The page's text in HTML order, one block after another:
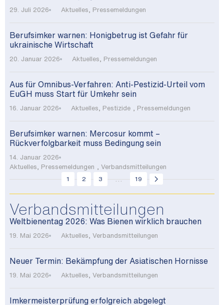
29. Juli 2026 Aktuelles Pressemeldungen
Berufsimker warnen: Honigbetrug ist Gefahr für
ukrainische Wirtschaft
20. Januar 2026 Aktuelles Pressemeldungen
Aus für Omnibus-Verfahren: Anti-Pestizid-Urteil vom
EuGH muss Start für Umkehr sein
16. Januar 2026 Aktuelles Pestizide Pressemeldungen
Berufsimker warnen: Mercosur kommt –
Rückverfolgbarkeit muss Bedingung sein
14. Januar 2026
Aktuelles
Pressemeldungen
Verbandsmitteilungen
1
2 3 ... 19
Verbandsmitteilungen
Weltbienentag 2026: Was Bienen wirklich brauchen
19. Mai 2026 Aktuelles Verbandsmitteilungen
Neuer Termin: Bekämpfung der Asiatischen Hornisse
19. Mai 2026 Aktuelles Verbandsmitteilungen
Imkermeisterprüfung erfolgreich abgelegt